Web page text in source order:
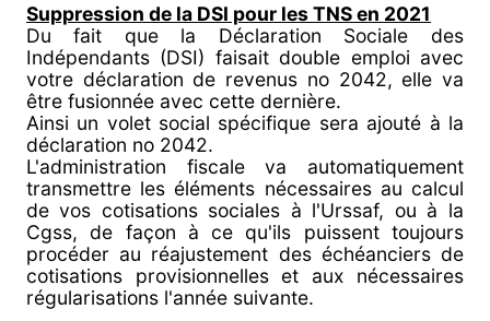
Suppression de la DSI pour les TNS en 2021
Du fait que la Déclaration Sociale des
Indépendants (DSI) faisait double emploi avec
votre déclaration de revenus no 2042, elle va
être fusionnée avec cette dernière.
Ainsi un volet social spécifique sera ajouté à la
déclaration no 2042.
L'administration fiscale va automatiquement
transmettre les éléments nécessaires au calcul
de vos cotisations sociales à l'Urssaf, ou à la
Cgss, de façon à ce qu'ils puissent toujours
procéder au réajustement des échéanciers de
cotisations provisionnelles et aux nécessaires
régularisations l'année suivante.